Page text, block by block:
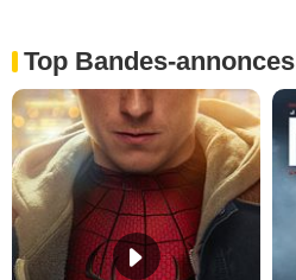
Top Bandes-annonces